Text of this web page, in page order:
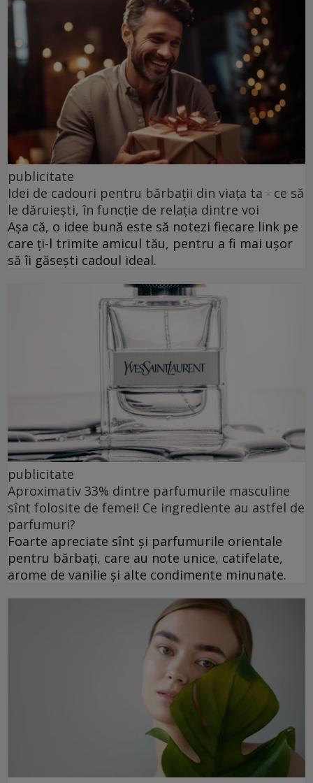
publicitate
Idei de cadouri pentru bărbații din viața ta - ce să
le dăruiești, în funcție de relația dintre voi
Așa că, o idee bună este să notezi fiecare link pe
care ți-l trimite amicul tău, pentru a fi mai ușor
să îi găsești cadoul ideal.
publicitate
Aproximativ 33% dintre parfumurile masculine
sînt folosite de femei! Ce ingrediente au astfel de
parfumuri?
Foarte apreciate sînt și parfumurile orientale
pentru bărbați, care au note unice, catifelate,
arome de vanilie și alte condimente minunate.